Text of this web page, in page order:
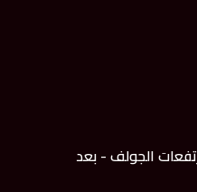
الجولف - بعد